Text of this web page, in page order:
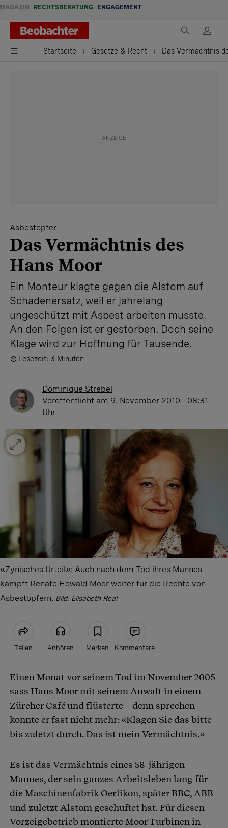
MAGAZIN RECHTSBERATUNG ENGAGEMENT
Startseite Gesetze & Recht Das Vermächtnis
Asbestopfer
Das Vermächtnis des
Hans Moor
Ein Monteur klagte gegen die Alstom auf
Schadenersatz, weil er jahrelang
ungeschützt mit Asbest arbeiten musste.
An den Folgen ist er gestorben. Doch seine
Klage wird zur Hoffnung für Tausende.
Lesezeit: 3 Minuten
Dominique Strebel
Veröffentlicht am 9. November 2010 - 08:31
Uhr
«Zynisches Urteil»: Auch nach dem Tod ihres Mannes
kämpft Renate Howald Moor weiter für die Rechte von
Asbestopfern. Bild: Elisabeth Real
Teilen Anhören Merken Kommentare
Artikel teilen
Einen Monat vor seinem Tod im November 2005
sass Hans Moor mit seinem Anwalt in einem
Zürcher Café und flüsterte – denn sprechen
konnte er fast nicht mehr: «Klagen Sie das bitte
bis zuletzt durch. Das ist mein Vermächtnis.»
Es ist das Vermächtnis eines 58-jährigen
Mannes, der sein ganzes Arbeitsleben lang für
die Maschinenfabrik Oerlikon, später BBC, ABB
und zuletzt Alstom geschuftet hat. Für diesen
Vorzeigebetrieb montierte Moor Turbinen in